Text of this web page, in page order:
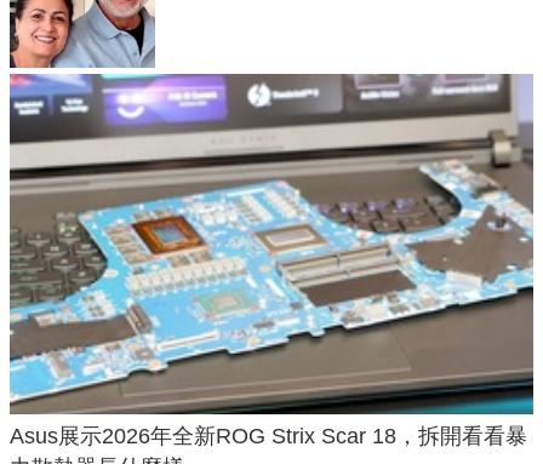
Asus展示2026年全新ROG Strix Scar 18，拆開看看暴